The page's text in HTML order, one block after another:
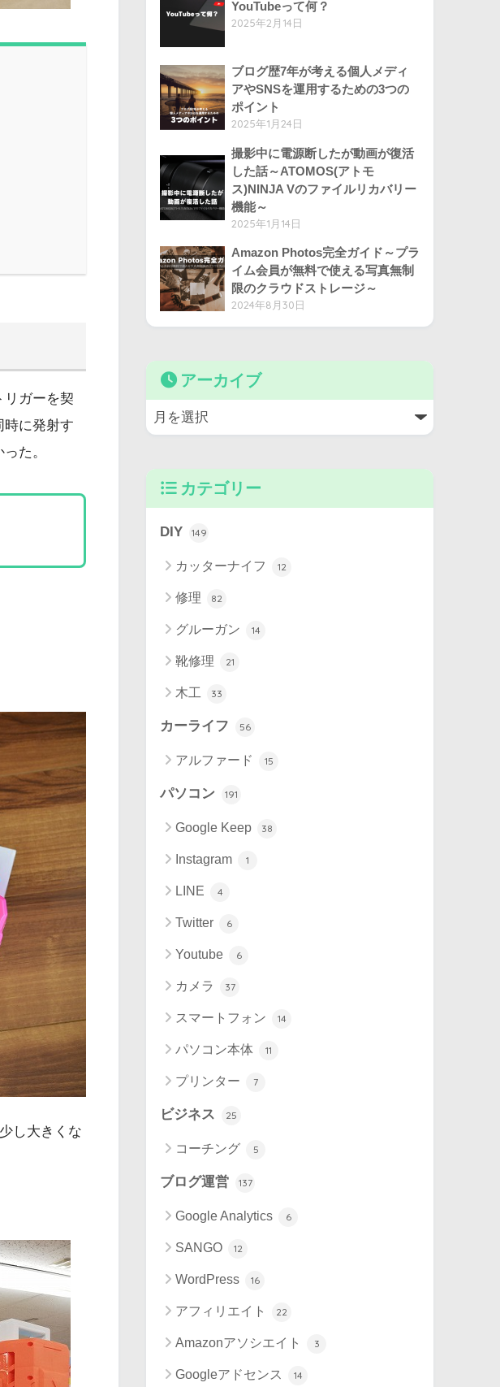
リガーを契
時に発射す
た。
し大きくな
YouTubeって何？
2025年2月14日
ブログ歴7年が考える個人メディ
アやSNSを運用するための3つの
ポイント
2025年1月24日
撮影中に電源断したが動画が復活
した話～ATOMOS(アトモ
ス)NINJA Vのファイルリカバリー
機能～
2025年1月14日
Amazon Photos完全ガイド～プラ
イム会員が無料で使える写真無制
限のクラウドストレージ～
2024年8月30日
アーカイブ
カテゴリー
DIY 149
カッターナイフ 12
修理 82
グルーガン 14
靴修理 21
木工 33
カーライフ 56
アルファード 15
パソコン 191
Google Keep 38
Instagram 1
LINE 4
Twitter 6
Youtube 6
カメラ 37
スマートフォン 14
パソコン本体 11
プリンター 7
ビジネス 25
コーチング 5
ブログ運営 137
Google Analytics 6
SANGO 12
WordPress 16
アフィリエイト 22
Amazonアソシエイト 3
Googleアドセンス 14